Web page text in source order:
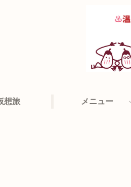
想旅 メニュー